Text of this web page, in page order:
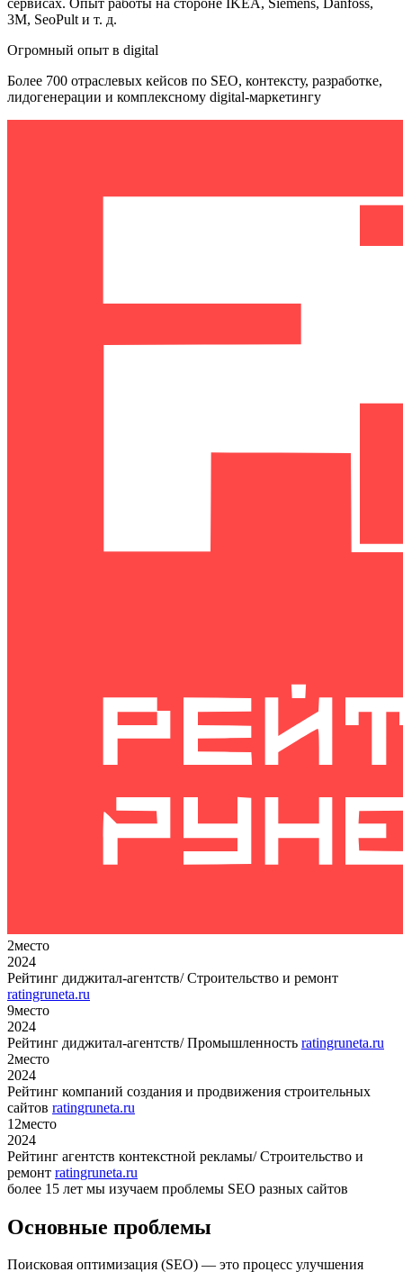
3M, SeoPult и т. д.
Огромный опыт в digital
Более 700 отраслевых кейсов по SEO, контексту, разработке,
лидогенерации и комплексному digital-маркетингу
2место
2024
Рейтинг диджитал-агентств/ Строительство и ремонт
ratingruneta.ru
9место
2024
Рейтинг диджитал-агентств/ Промышленность ratingruneta.ru
2место
2024
Рейтинг компаний создания и продвижения строительных
сайтов ratingruneta.ru
12место
2024
Рейтинг агентств контекстной рекламы/ Строительство и
ремонт ratingruneta.ru
более 15 лет мы изучаем проблемы SEO разных сайтов
Основные проблемы
Поисковая оптимизация (SEO) — это процесс улучшения